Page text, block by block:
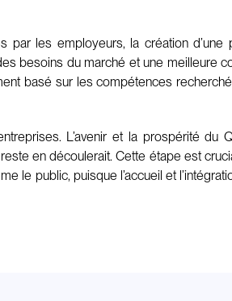
les employeurs, la création d’une
besoins du marché et une meilleure
basé sur les compétences
L’avenir et la prospérité du
en découlerait. Cette étape est
le public, puisque l’accueil et